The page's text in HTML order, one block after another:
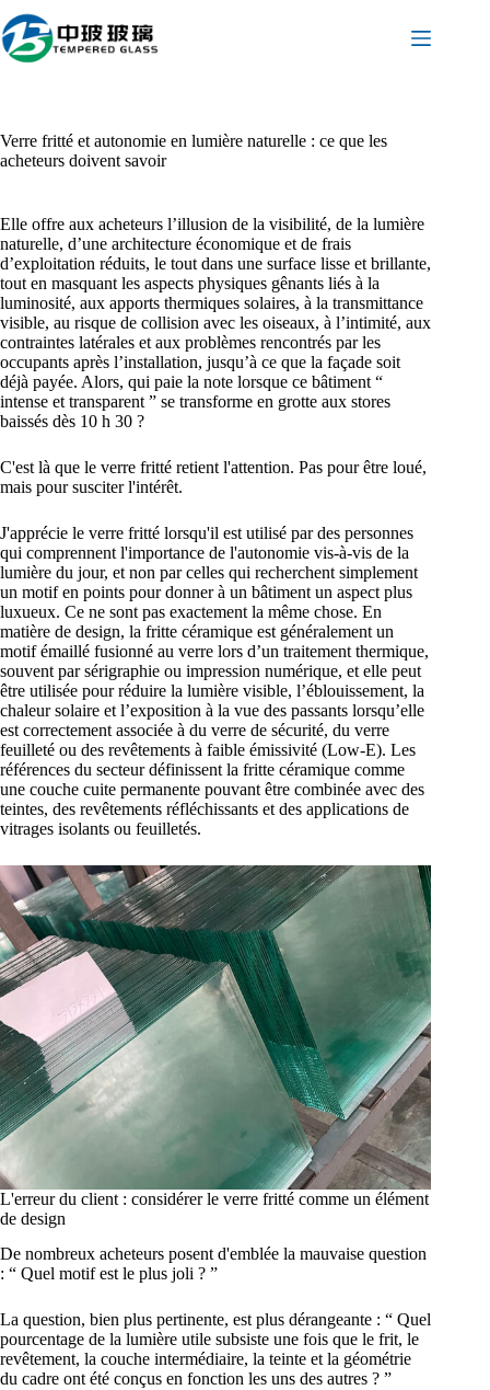
au
contenu
Verre fritté et autonomie en lumière naturelle : ce que les
acheteurs doivent savoir
Elle offre aux acheteurs l’illusion de la visibilité, de la lumière
naturelle, d’une architecture économique et de frais
d’exploitation réduits, le tout dans une surface lisse et brillante,
tout en masquant les aspects physiques gênants liés à la
luminosité, aux apports thermiques solaires, à la transmittance
visible, au risque de collision avec les oiseaux, à l’intimité, aux
contraintes latérales et aux problèmes rencontrés par les
occupants après l’installation, jusqu’à ce que la façade soit
déjà payée. Alors, qui paie la note lorsque ce bâtiment “
intense et transparent ” se transforme en grotte aux stores
baissés dès 10 h 30 ?
C'est là que le verre fritté retient l'attention. Pas pour être loué,
mais pour susciter l'intérêt.
J'apprécie le verre fritté lorsqu'il est utilisé par des personnes
qui comprennent l'importance de l'autonomie vis-à-vis de la
lumière du jour, et non par celles qui recherchent simplement
un motif en points pour donner à un bâtiment un aspect plus
luxueux. Ce ne sont pas exactement la même chose. En
matière de design, la fritte céramique est généralement un
motif émaillé fusionné au verre lors d’un traitement thermique,
souvent par sérigraphie ou impression numérique, et elle peut
être utilisée pour réduire la lumière visible, l’éblouissement, la
chaleur solaire et l’exposition à la vue des passants lorsqu’elle
est correctement associée à du verre de sécurité, du verre
feuilleté ou des revêtements à faible émissivité (Low-E). Les
références du secteur définissent la fritte céramique comme
une couche cuite permanente pouvant être combinée avec des
teintes, des revêtements réfléchissants et des applications de
vitrages isolants ou feuilletés.
L'erreur du client : considérer le verre fritté comme un élément
de design
De nombreux acheteurs posent d'emblée la mauvaise question
: “ Quel motif est le plus joli ? ”
La question, bien plus pertinente, est plus dérangeante : “ Quel
pourcentage de la lumière utile subsiste une fois que le frit, le
revêtement, la couche intermédiaire, la teinte et la géométrie
du cadre ont été conçus en fonction les uns des autres ? ”